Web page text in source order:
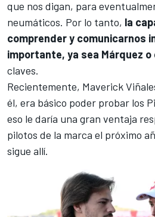
que nos digan, para
neumáticos. Por lo tanto, la
comprender y comunicarnos
importante, ya sea Márquez
claves.
Recientemente, Maverick
él, era básico poder probar los
eso le daría una gran ventaja
pilotos de la marca el próximo
sigue allí.